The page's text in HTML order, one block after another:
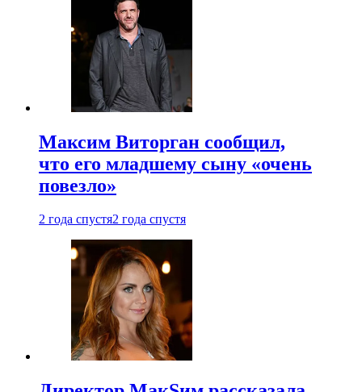
Максим Виторган сообщил,
что его младшему сыну «очень
повезло»
2 года спустя2 года спустя